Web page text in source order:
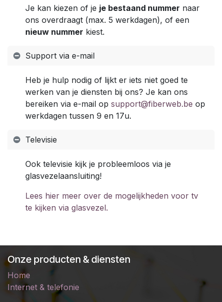
Je kan kiezen of je je bestaand nummer naar
ons overdraagt (max. 5 werkdagen), of een
nieuw nummer kiest.
Support via e-mail
Heb je hulp nodig of lijkt er iets niet goed te
werken van je diensten bij ons? Je kan ons
bereiken via e-mail op support@fiberweb.be op
werkdagen tussen 9 en 17u.
Televisie
Ook televisie kijk je probleemloos via je
glasvezelaansluiting!
Lees hier meer over de mogelijkheden voor tv
te kijken via glasvezel.
Onze producten & diensten
Home
Internet & telefonie